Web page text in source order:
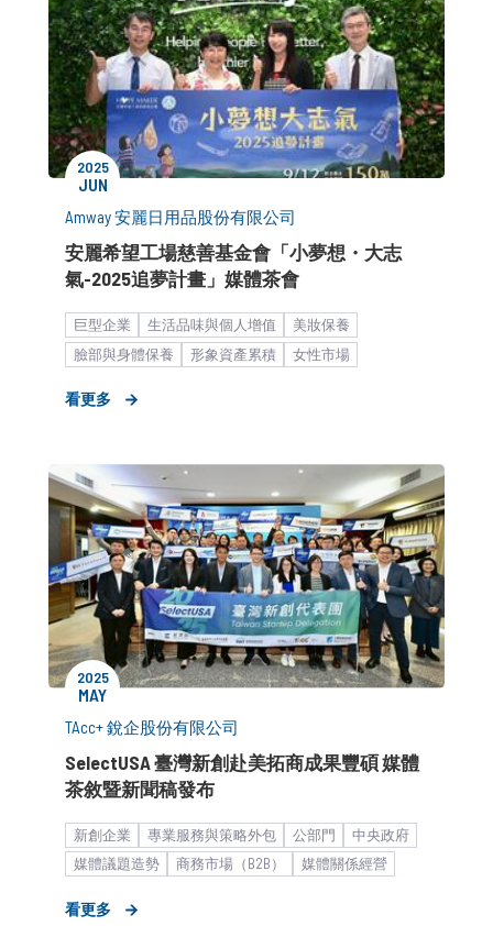
2025
JUN
Amway 安麗日用品股份有限公司
安麗希望工場慈善基金會「小夢想・大志
氣-2025追夢計畫」媒體茶會
巨型企業 生活品味與個人增值
美妝保養
臉部與身體保養
形象資產累積
女性市場
媒體關係經營
看更多
2025
MAY
TAcc+ 銳企股份有限公司
SelectUSA 臺灣新創赴美拓商成果豐碩 媒體
茶敘暨新聞稿發布
新創企業 專業服務與策略外包 公部門
中央政府
媒體議題造勢
商務市場（B2B）
媒體關係經營
看更多